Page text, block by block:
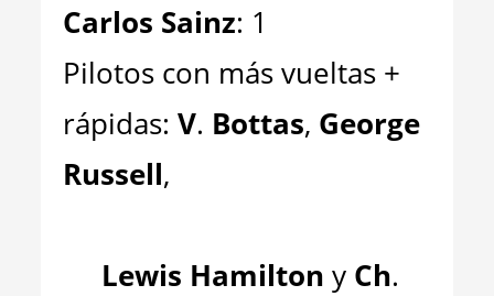
Carlos Sainz: 1
Pilotos con más vueltas +
rápidas:V. Bottas, George
Russell,
Lewis Hamiltony Ch.